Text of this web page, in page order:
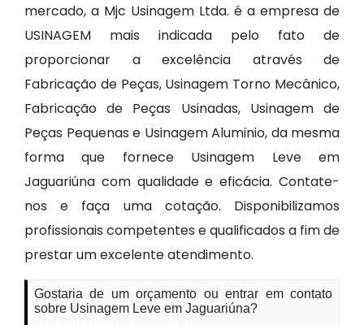
mercado, a Mjc Usinagem Ltda. é a empresa de
USINAGEM mais indicada pelo fato de
proporcionar a excelência através de
Fabricação de Peças, Usinagem Torno Mecânico,
Fabricação de Peças Usinadas, Usinagem de
Peças Pequenas e Usinagem Aluminio, da mesma
forma que fornece Usinagem Leve em
Jaguariúna com qualidade e eficácia. Contate-
nos e faça uma cotação. Disponibilizamos
profissionais competentes e qualificados a fim de
prestar um excelente atendimento.
Gostaria de um orçamento ou entrar em contato
sobre Usinagem Leve em Jaguariúna?